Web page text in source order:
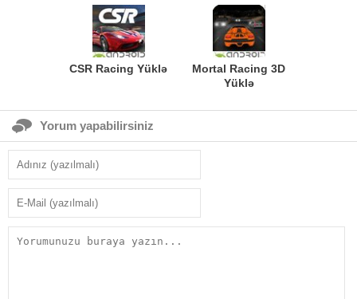
CSR Racing Yüklə
Mortal Racing 3D
Yüklə
Yorum yapabilirsiniz